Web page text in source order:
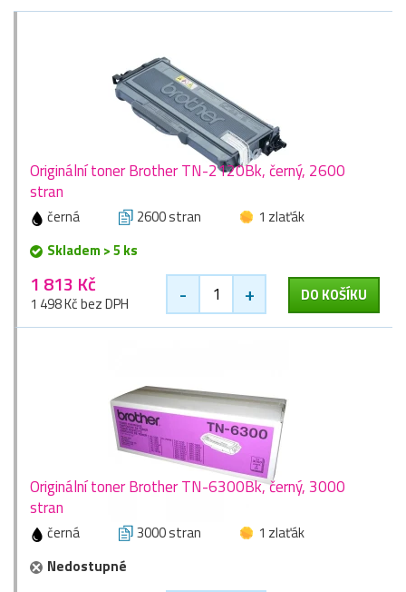
Originální toner Brother TN-2120Bk, černý, 2600
stran
černá 2600 stran
1 zlaťák
Skladem > 5 ks
1 813 Kč
1 498 Kč bez DPH - + DO KOŠÍKU
Originální toner Brother TN-6300Bk, černý, 3000
stran
černá 3000 stran
1 zlaťák
Nedostupné